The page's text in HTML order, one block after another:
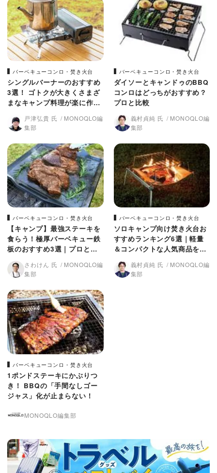
バーベキューコンロ・焚き火台
シングルバーナーのおすすめ
3選！ ゴトクが大きくさまざ
まなキャンプ料理が楽に作れ
戸津弘貴 氏
MONOQLO編
集部
バーベキューコンロ・焚き火台
ダイソーとキャンドゥのBBQ
コンロはどっちがおすすめ？
プロと比較
義村貞純 氏
MONOQLO編
集部
バーベキューコンロ・焚き火台
【キャンプ】最強ステーキを
食らう！極厚バーベキュー鉄
板のおすすめ3選｜プロと比
較
さわけん 氏
MONOQLO編
集部
バーベキューコンロ・焚き火台
ソロキャンプ向け焚き火台お
すすめランキング6選｜軽量
＆コンパクトな人気商品を徹
底比較！
義村貞純 氏
MONOQLO編
集部
バーベキューコンロ・焚き火台
1ポンドステーキにかぶりつ
き！ BBQの「手間なしゴー
ジャス」化が止まらない！
MONOQLO編集部